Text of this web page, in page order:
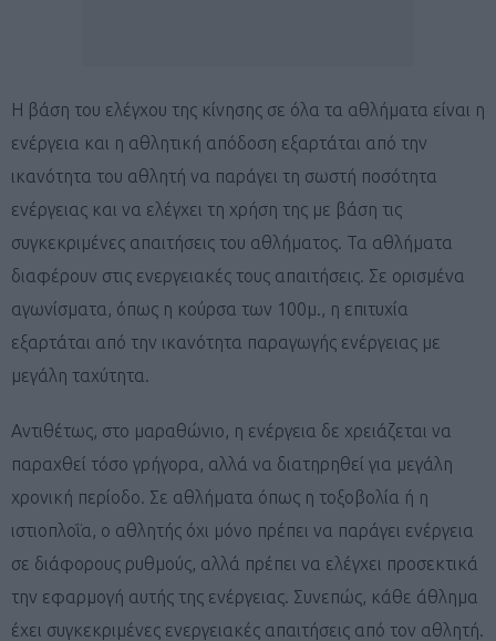
Η βάση του ελέγχου της κίνησης σε όλα τα αθλήματα είναι η
ενέργεια και η αθλητική απόδοση εξαρτάται από την
ικανότητα του αθλητή να παράγει τη σωστή ποσότητα
ενέργειας και να ελέγχει τη χρήση της με βάση τις
συγκεκριμένες απαιτήσεις του αθλήματος. Τα αθλήματα
διαφέρουν στις ενεργειακές τους απαιτήσεις. Σε ορισμένα
αγωνίσματα, όπως η κούρσα των 100μ., η επιτυχία
εξαρτάται από την ικανότητα παραγωγής ενέργειας με
μεγάλη ταχύτητα.
Αντιθέτως, στο μαραθώνιο, η ενέργεια δε χρειάζεται να
παραχθεί τόσο γρήγορα, αλλά να διατηρηθεί για μεγάλη
χρονική περίοδο. Σε αθλήματα όπως η τοξοβολία ή η
ιστιοπλοΐα, ο αθλητής όχι μόνο πρέπει να παράγει ενέργεια
σε διάφορους ρυθμούς, αλλά πρέπει να ελέγχει προσεκτικά
την εφαρμογή αυτής της ενέργειας. Συνεπώς, κάθε άθλημα
έχει συγκεκριμένες ενεργειακές απαιτήσεις από τον αθλητή.